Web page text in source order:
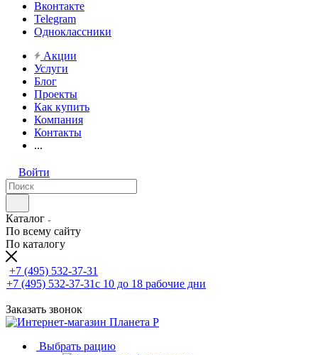
Вконтакте
Telegram
Одноклассники
Акции
Услуги
Блог
Проекты
Как купить
Компания
Контакты
...
Войти
Каталог
По всему сайту
По каталогу
+7 (495) 532-37-31
+7 (495) 532-37-31с 10 до 18 рабочие дни
Заказать звонок
Выбрать рацию